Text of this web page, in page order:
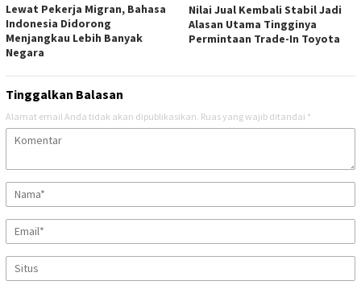
Lewat Pekerja Migran, Bahasa
Indonesia Didorong
Menjangkau Lebih Banyak
Negara
Nilai Jual Kembali Stabil Jadi
Alasan Utama Tingginya
Permintaan Trade-In Toyota
Tinggalkan Balasan
Alamat email Anda tidak akan dipublikasikan. Ruas yang wajib ditandai *